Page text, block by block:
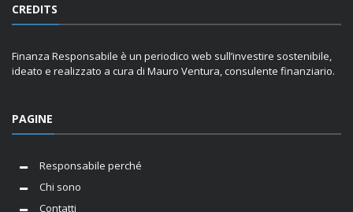
CREDITS
Finanza Responsabile è un periodico web sull’investire sostenibile,
ideato e realizzato a cura di Mauro Ventura, consulente finanziario.
PAGINE
Responsabile perché
Chi sono
Contatti